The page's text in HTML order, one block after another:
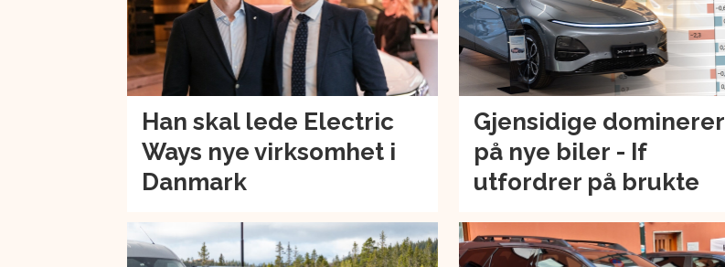
Han skal lede Electric
Ways nye virksomhet i
Danmark
Gjensidige dominerer
på nye biler - If
utfordrer på brukte